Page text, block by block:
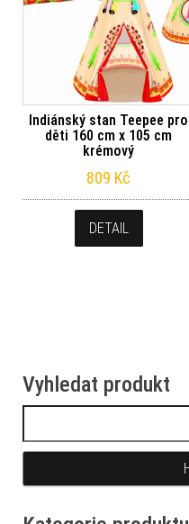
Indiánský stan Teepee pro
děti 160 cm x 105 cm
krémový
809 Kč
DETAIL
Vyhledat produkt